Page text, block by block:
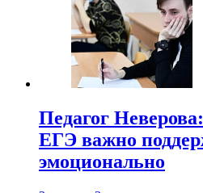
Педагог
ЕГЭ важно
эмоционально